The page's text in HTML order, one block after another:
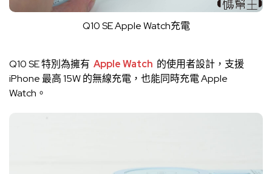
Q10 SE Apple Watch充電
Q10 SE 特別為擁有 Apple Watch 的使用者設計，支援
iPhone 最高 15W 的無線充電，也能同時充電 Apple
Watch。